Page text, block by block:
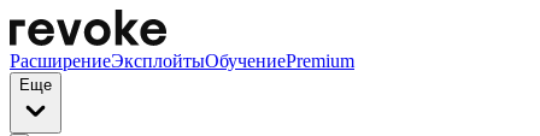
РасширениеЭксплойтыОбучениеPremium
Еще